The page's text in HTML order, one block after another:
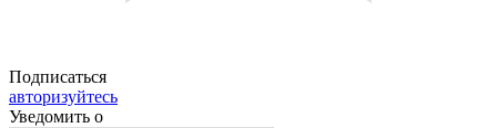
Подписаться
авторизуйтесь
Уведомить о